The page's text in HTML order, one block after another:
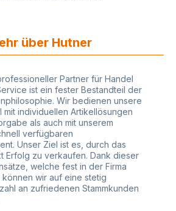
über Hutner
Partner für Handel
ist ein fester Bestandteil der
Wir bedienen unsere
mit individuellen Artikellösungen
als auch mit unserem
verfügbaren
Unser Ziel ist es, durch das
Erfolg zu verkaufen. Dank dieser
welche fest in der Firma
wir auf eine stetig
an zufriedenen Stammkunden